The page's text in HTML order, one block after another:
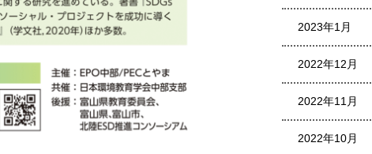
2023年1月
2022年12月
2022年11月
2022年10月